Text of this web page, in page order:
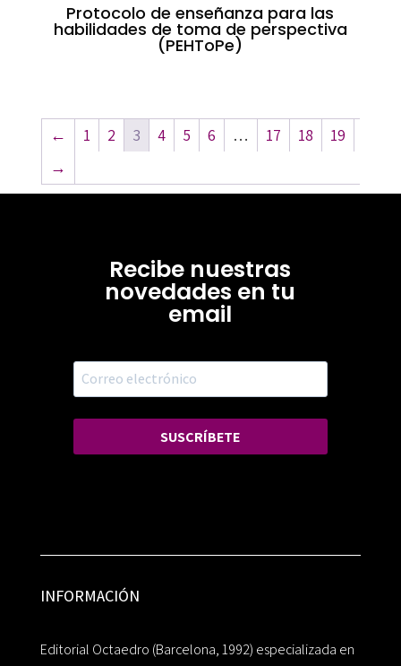
Protocolo de enseñanza para las
habilidades de toma de perspectiva
(PEHToPe)
← 1 2 3 4 5 6 … 17 18
19
→
Recibe nuestras
novedades en tu
email
SUSCRÍBETE
INFORMACIÓN
Editorial Octaedro (Barcelona, 1992) especializada en